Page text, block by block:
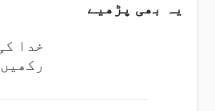
یہ بھی پڑھیے
خدا
رکھیں